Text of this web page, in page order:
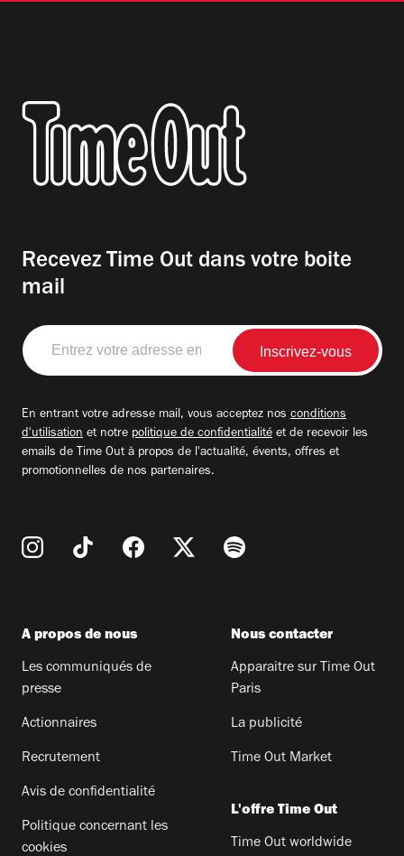
Recevez Time Out dans votre boite
mail
Entrez
votre
adresse
En entrant votre adresse mail, vous acceptez nos conditions
d'utilisation et notre politique de confidentialité et de recevoir les
emails de Time Out à propos de l'actualité, évents, offres et
promotionnelles de nos partenaires.
A propos de nous
Les communiqués de
presse
Actionnaires
Recrutement
Avis de confidentialité
Politique concernant les
cookies
Nous contacter
Apparaitre sur Time Out
Paris
La publicité
Time Out Market
L'offre Time Out
Time Out worldwide